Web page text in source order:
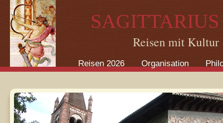
Direkt zum Inhalt
SAGITTARIUS
Reisen mit Kultur
Reisen 2026 Organisation